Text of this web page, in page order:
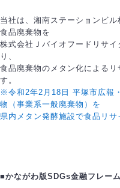
当社は、湘南ステーションビ
食品廃棄物を
株式会社Ｊバイオフードリサ
り、
食品廃棄物のメタン化による
す。
※令和2年2月18日 平塚市広報
物（事業系一般廃棄物）を
県内メタン発酵施設で食品リサ
■かながわ版SDGs金融フレー